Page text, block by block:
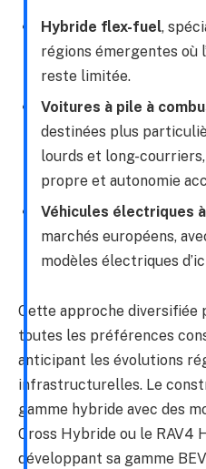
Hybride flex-fuel,
régions émergentes
reste limitée.
Voitures à pile à
destinées plus
lourds et long-
propre et autonomie
Véhicules électriques
marchés européens,
modèles électriques
Cette approche diversifiée
toutes les préférences
anticipant les évolutions
infrastructurelles. Le
gamme hybride avec des
Cross Hybride ou le RAV4
développant sa gamme